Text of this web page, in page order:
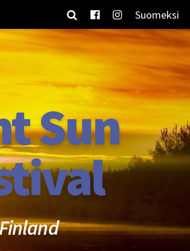
Suomeksi
Sun